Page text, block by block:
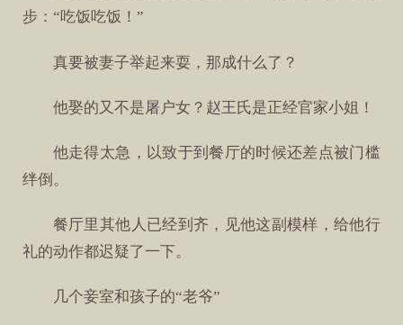
步：“吃饭吃饭！”
真要被妻子举起来耍，那成什么了？
他娶的又不是屠户女？赵王氏是正经官家小姐！
他走得太急，以致于到餐厅的时候还差点被门槛
绊倒。
餐厅里其他人已经到齐，见他这副模样，给他行
礼的动作都迟疑了一下。
几个妾室和孩子的“老爷”